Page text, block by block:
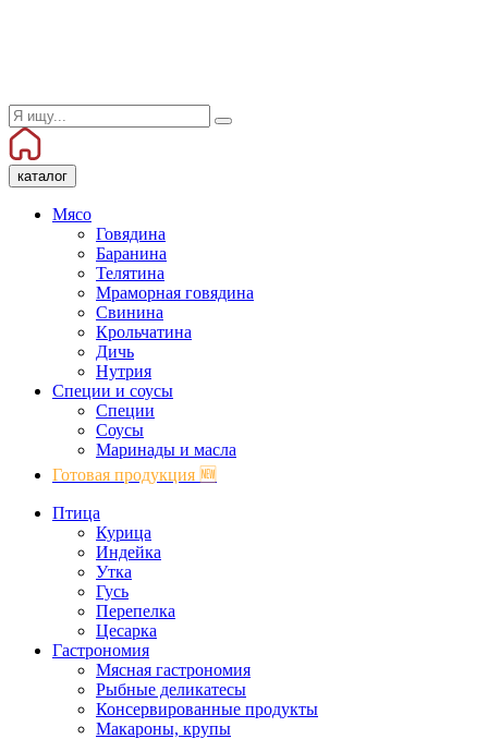
каталог
Мясо
Говядина
Баранина
Телятина
Мраморная говядина
Свинина
Крольчатина
Дичь
Нутрия
Специи и соусы
Специи
Соусы
Маринады и масла
Готовая продукция 🆕
Птица
Курица
Индейка
Утка
Гусь
Перепелка
Цесарка
Гастрономия
Мясная гастрономия
Рыбные деликатесы
Консервированные продукты
Макароны, крупы